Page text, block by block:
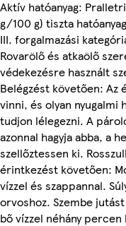
Aktív hatóanyag:
g/100 g) tiszta
III. forgalmazási
Rovarölő és atkaölő
védekezésre használt
Belégzést követően:
vinni, és olyan nyugalmi
tudjon lélegezni. A
azonnal hagyja abba, a
szellőztessen ki.
érintkezést követően:
vízzel és szappannal.
orvoshoz. Szembe
bő vízzel néhány